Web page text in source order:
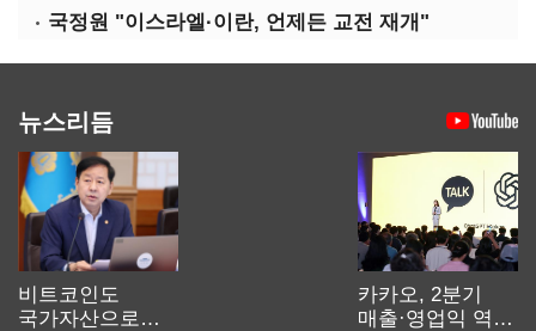
국정원 "이스라엘·이란, 언제든 교전 재개"
뉴스리듬
비트코인도
국가자산으로…'
카카오, 2분기
매출·영업익 역대